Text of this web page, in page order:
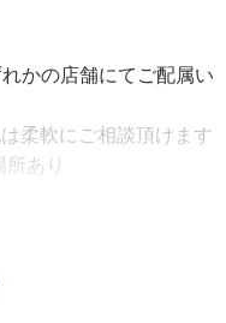
ランド店舗にて、接
般を担っていただき
かの店舗にてご配属い
柔軟にご相談頂けます
あり
日実働平均8時間）